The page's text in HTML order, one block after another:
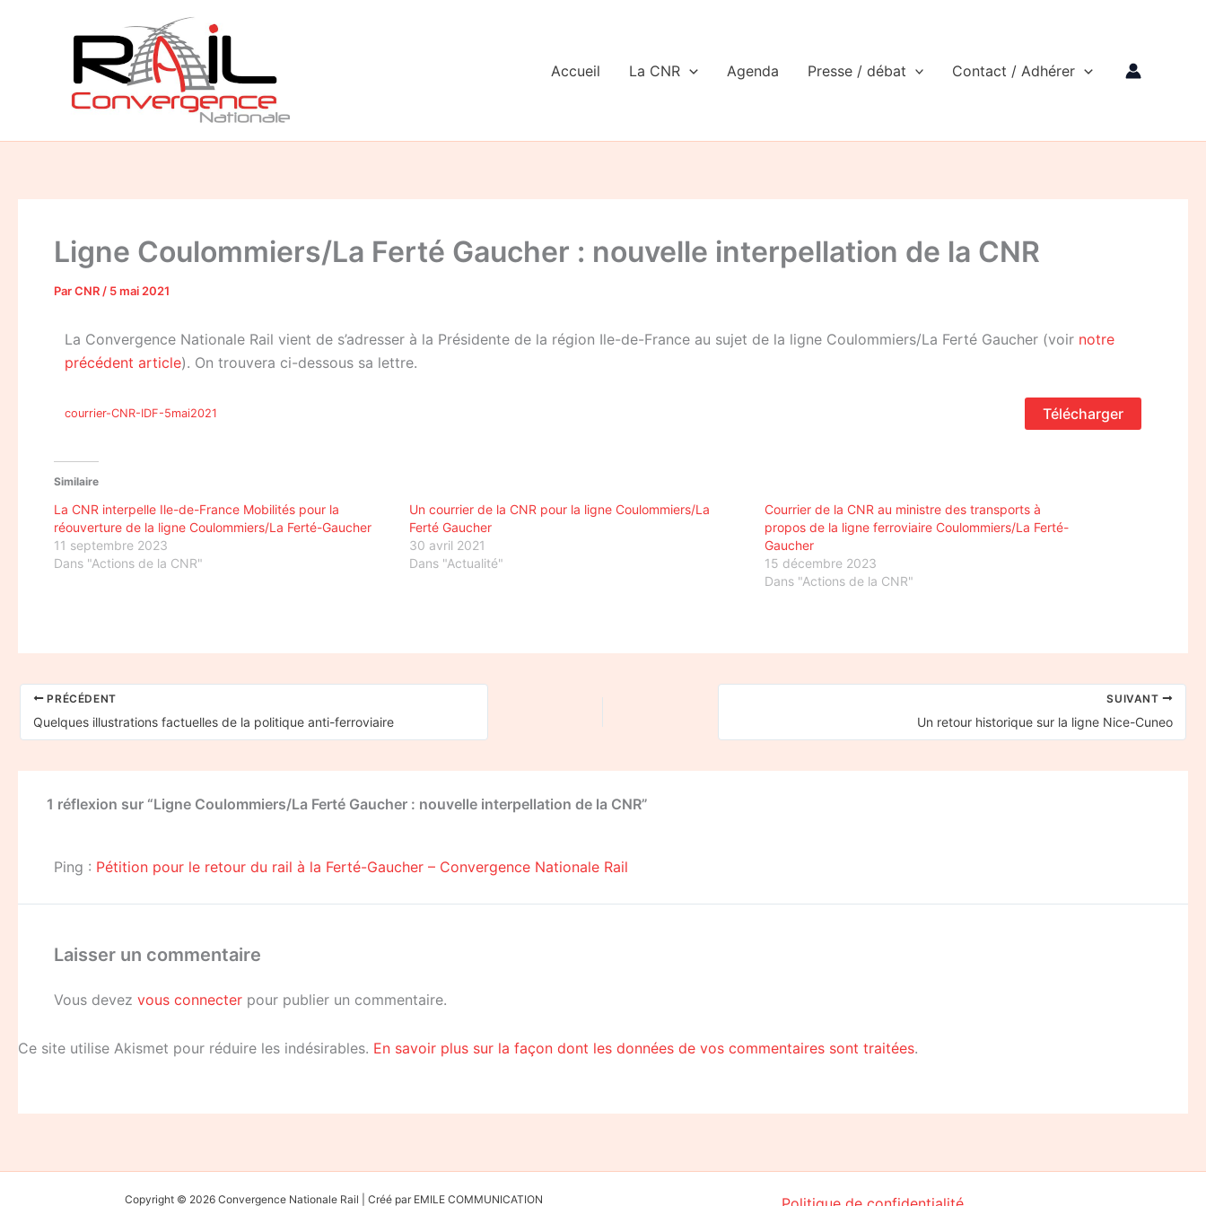
Accueil La CNR Agenda Presse / débat Contact / Adhérer
Ligne Coulommiers/La Ferté Gaucher : nouvelle interpellation de la CNR
ParCNR / 5 mai 2021
La Convergence Nationale Rail vient de s’adresser à la Présidente de la région Ile-de-France au sujet de la ligne Coulommiers/La Ferté Gaucher (voir notre
précédent article). On trouvera ci-dessous sa lettre.
courrier-CNR-IDF-5mai2021 Télécharger
Similaire
La CNR interpelle Ile-de-France Mobilités pour la
réouverture de la ligne Coulommiers/La Ferté-Gaucher
11 septembre 2023
Dans "Actions de la CNR"
Un courrier de la CNR pour la ligne Coulommiers/La
Ferté Gaucher
30 avril 2021
Dans "Actualité"
Courrier de la CNR au ministre des transports à
propos de la ligne ferroviaire Coulommiers/La Ferté-
Gaucher
15 décembre 2023
Dans "Actions de la CNR"
PRÉCÉDENT
Quelques illustrations factuelles de la politique anti-ferroviaire
SUIVANT
Un retour historique sur la ligne Nice-Cuneo
1 réflexion sur “Ligne Coulommiers/La Ferté Gaucher : nouvelle interpellation de la CNR”
Ping : Pétition pour le retour du rail à la Ferté-Gaucher – Convergence Nationale Rail
Laisser un commentaire
Vous devez vous connecter pour publier un commentaire.
Ce site utilise Akismet pour réduire les indésirables. En savoir plus sur la façon dont les données de vos commentaires sont traitées.
Copyright © 2026 Convergence Nationale Rail | Créé par EMILE COMMUNICATION